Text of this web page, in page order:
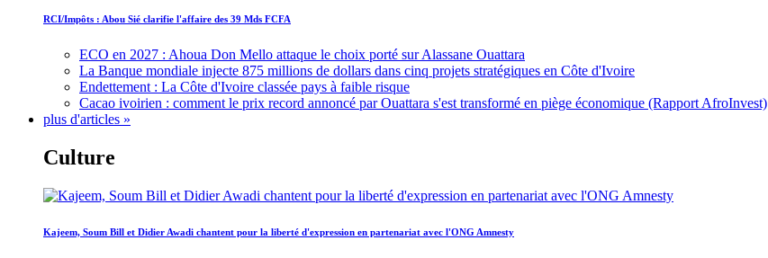
RCI/Impôts : Abou Sié clarifie l'affaire des 39 Mds FCFA
ECO en 2027 : Ahoua Don Mello attaque le choix porté sur Alassane Ouattara
La Banque mondiale injecte 875 millions de dollars dans cinq projets stratégiques en Côte d'Ivoire
Endettement : La Côte d'Ivoire classée pays à faible risque
Cacao ivoirien : comment le prix record annoncé par Ouattara s'est transformé en piège économique (Rapport AfroInvest)
plus d'articles »
Culture
Kajeem, Soum Bill et Didier Awadi chantent pour la liberté d'expression en partenariat avec l'ONG Amnesty